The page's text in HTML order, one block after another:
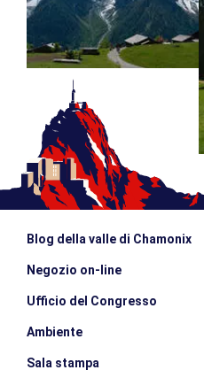
Blog della valle di Chamonix
Negozio on-line
Ufficio del Congresso
Ambiente
Sala stampa